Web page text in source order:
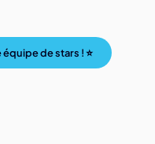
de stars ! ⭐